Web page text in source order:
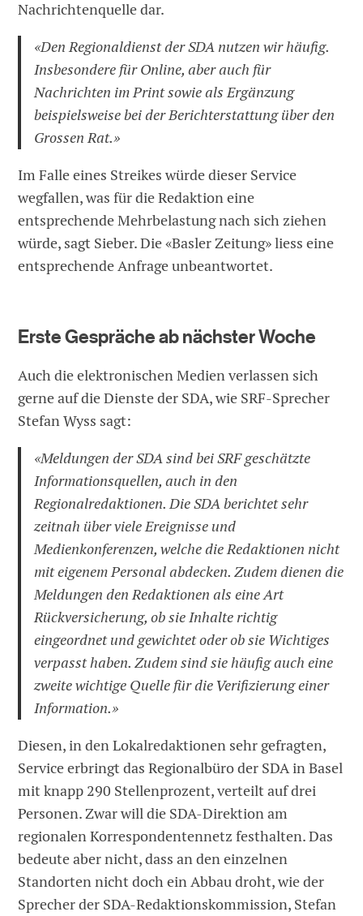
Nachrichtenquelle dar.
«Den Regionaldienst der SDA nutzen wir häufig.
Insbesondere für Online, aber auch für
Nachrichten im Print sowie als Ergänzung
beispielsweise bei der Berichterstattung über den
Grossen Rat.»
Im Falle eines Streikes würde dieser Service
wegfallen, was für die Redaktion eine
entsprechende Mehrbelastung nach sich ziehen
würde, sagt Sieber. Die «Basler Zeitung» liess eine
entsprechende Anfrage unbeantwortet.
Erste Gespräche ab nächster Woche
Auch die elektronischen Medien verlassen sich
gerne auf die Dienste der SDA, wie SRF-Sprecher
Stefan Wyss sagt:
«Meldungen der SDA sind bei SRF geschätzte
Informationsquellen, auch in den
Regionalredaktionen. Die SDA berichtet sehr
zeitnah über viele Ereignisse und
Medienkonferenzen, welche die Redaktionen nicht
mit eigenem Personal abdecken. Zudem dienen die
Meldungen den Redaktionen als eine Art
Rückversicherung, ob sie Inhalte richtig
eingeordnet und gewichtet oder ob sie Wichtiges
verpasst haben. Zudem sind sie häufig auch eine
zweite wichtige Quelle für die Verifizierung einer
Information.»
Diesen, in den Lokalredaktionen sehr gefragten,
Service erbringt das Regionalbüro der SDA in Basel
mit knapp 290 Stellenprozent, verteilt auf drei
Personen. Zwar will die SDA-Direktion am
regionalen Korrespondentennetz festhalten. Das
bedeute aber nicht, dass an den einzelnen
Standorten nicht doch ein Abbau droht, wie der
Sprecher der SDA-Redaktionskommission, Stefan